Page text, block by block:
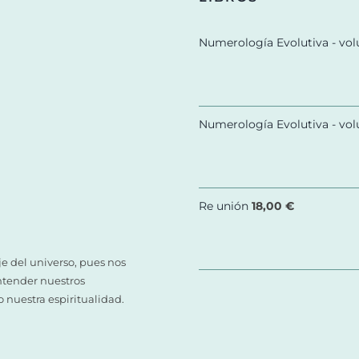
del universo, pues nos
nuestros
nuestra espiritualidad.
Numerología Evolutiva -
Numerología Evolutiva -
Re unión 18,00 €